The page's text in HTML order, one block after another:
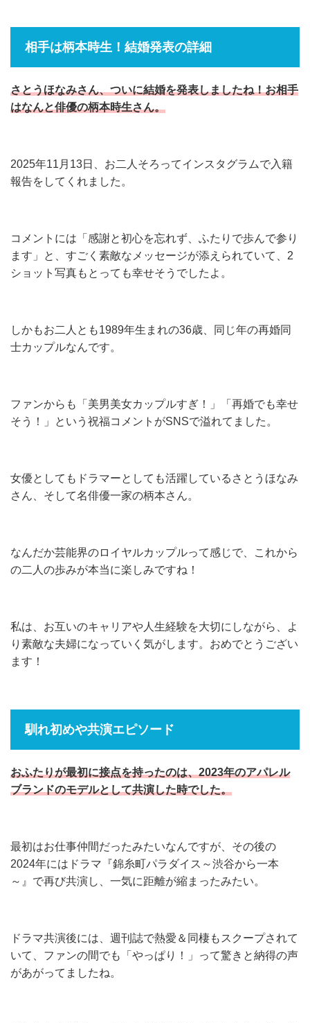
相手は柄本時生！結婚発表の詳細
さとうほなみさん、ついに結婚を発表しましたね！お相手
はなんと俳優の柄本時生さん。
2025年11月13日、お二人そろってインスタグラムで入籍
報告をしてくれました。
コメントには「感謝と初心を忘れず、ふたりで歩んで参り
ます」と、すごく素敵なメッセージが添えられていて、2
ショット写真もとっても幸せそうでしたよ。
しかもお二人とも1989年生まれの36歳、同じ年の再婚同
士カップルなんです。
ファンからも「美男美女カップルすぎ！」「再婚でも幸せ
そう！」という祝福コメントがSNSで溢れてました。
女優としてもドラマーとしても活躍しているさとうほなみ
さん、そして名俳優一家の柄本さん。
なんだか芸能界のロイヤルカップルって感じで、これから
の二人の歩みが本当に楽しみですね！
私は、お互いのキャリアや人生経験を大切にしながら、よ
り素敵な夫婦になっていく気がします。おめでとうござい
ます！
馴れ初めや共演エピソード
おふたりが最初に接点を持ったのは、2023年のアパレル
ブランドのモデルとして共演した時でした。
最初はお仕事仲間だったみたいなんですが、その後の
2024年にはドラマ『錦糸町パラダイス～渋谷から一本
～』で再び共演し、一気に距離が縮まったみたい。
ドラマ共演後には、週刊誌で熱愛＆同棲もスクープされて
いて、ファンの間でも「やっぱり！」って驚きと納得の声
があがってましたね。